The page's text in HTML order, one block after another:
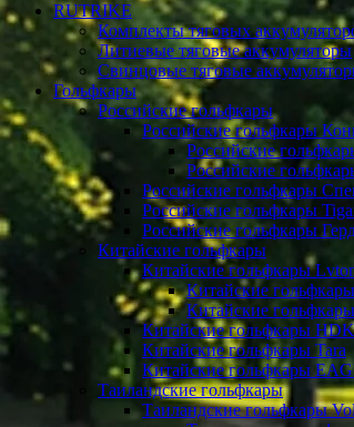
RUTRIKE
Комплекты тяговых
Литиевые тяговые аккумуляторы
Свинцовые тяговые
Гольфкары
Российские гольфкары
Российские гольфкары
Российские
Российские
Российские гольфкары
Российские гольфкары
Российские гольфкары
Китайские гольфкары
Китайские гольфкары
Китайские
Китайские
Китайские гольфкары
Китайские гольфкары Tara
Китайские гольфкары
Таиландские гольфкары
Таиландские гольфкары